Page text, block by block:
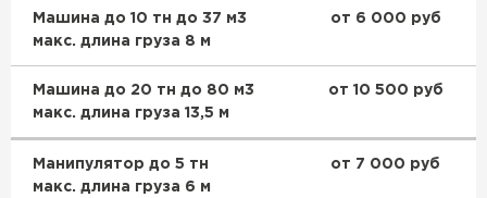
Машина до 10 тн до 37 м3
макс. длина груза 8 м
от 6 000 руб
Машина до 20 тн до 80 м3
макс. длина груза 13,5 м
от 10 500 руб
Манипулятор до 5 тн
макс. длина груза 6 м
от 7 000 руб